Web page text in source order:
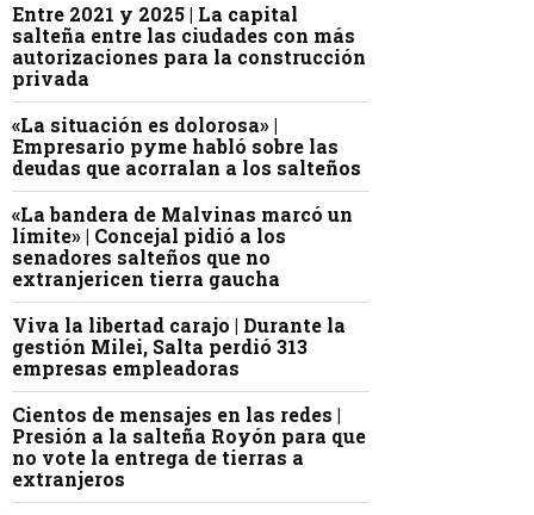
Entre 2021 y 2025 | La capital
salteña entre las ciudades con más
autorizaciones para la construcción
privada
«La situación es dolorosa» |
Empresario pyme habló sobre las
deudas que acorralan a los salteños
«La bandera de Malvinas marcó un
límite» | Concejal pidió a los
senadores salteños que no
extranjericen tierra gaucha
Viva la libertad carajo | Durante la
gestión Milei, Salta perdió 313
empresas empleadoras
Cientos de mensajes en las redes |
Presión a la salteña Royón para que
no vote la entrega de tierras a
extranjeros